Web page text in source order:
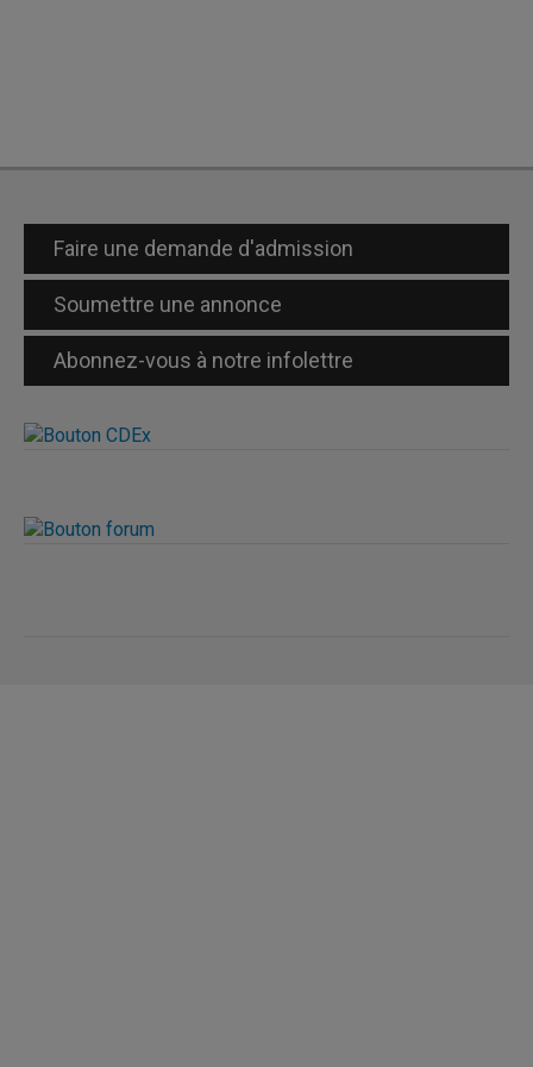
Faire une demande d'admission
Soumettre une annonce
Abonnez-vous à notre infolettre